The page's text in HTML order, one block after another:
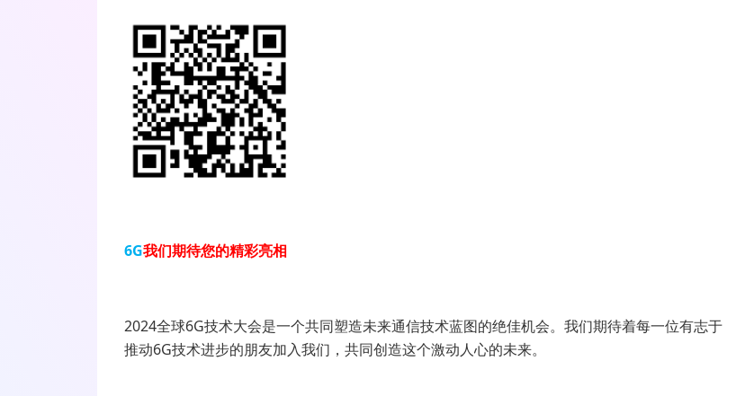
6G我们期待您的精彩亮相
2024全球6G技术大会是一个共同塑造未来通信技术蓝图的绝佳机会。我们期待着每一位有志于
推动6G技术进步的朋友加入我们，共同创造这个激动人心的未来。